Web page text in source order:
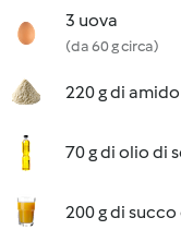
3 uova
(da 60 g circa)
220 g di
70 g di olio di
200 g di